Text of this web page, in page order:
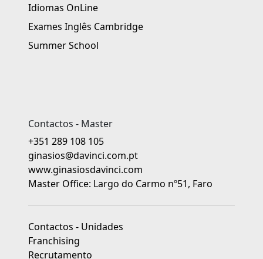
Idiomas OnLine
Exames Inglês Cambridge
Summer School
Contactos - Master
+351 289 108 105
ginasios@davinci.com.pt
www.ginasiosdavinci.com
Master Office: Largo do Carmo nº51, Faro
Contactos - Unidades
Franchising
Recrutamento